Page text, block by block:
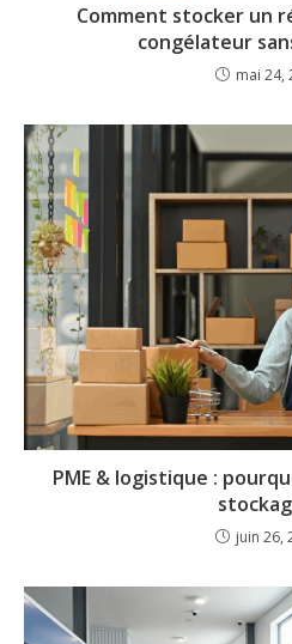
Comment stocker un
congélateur
mai 24,
PME & logistique :
juin 26,